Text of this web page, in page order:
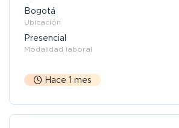
Bogotá
Ubicación
Presencial
Modalidad laboral
Hace 1 mes